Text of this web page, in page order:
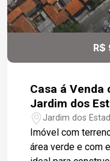
R$
Casa á Venda
Jardim dos
Jardim dos
Imóvel com
área verde e com